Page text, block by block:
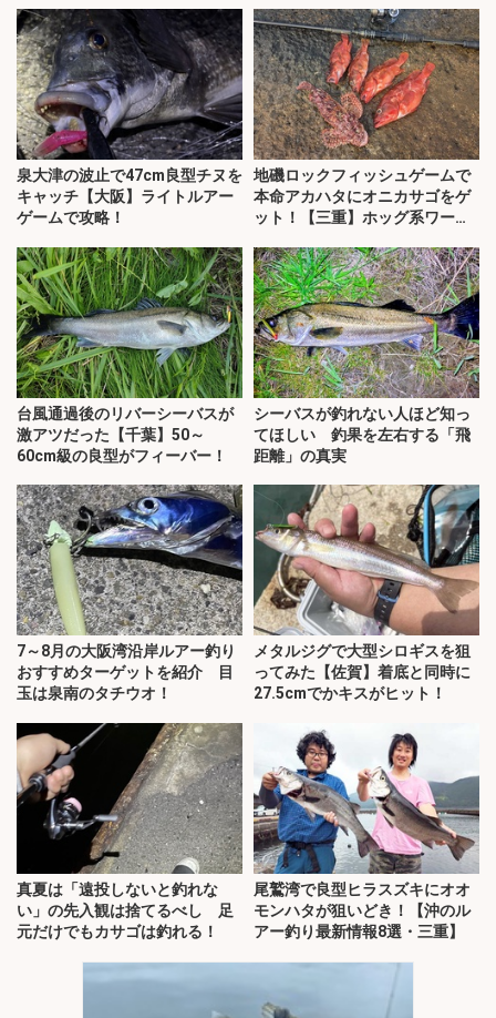
泉大津の波止で47cm良型チヌを
キャッチ【大阪】ライトルアー
ゲームで攻略！
地磯ロックフィッシュゲームで
本命アカハタにオニカサゴをゲ
ット！【三重】ホッグ系ワーム
台風通過後のリバーシーバスが
激アツだった【千葉】50～
60cm級の良型がフィーバー！
シーバスが釣れない人ほど知っ
てほしい 釣果を左右する「飛
距離」の真実
7～8月の大阪湾沿岸ルアー釣り
おすすめターゲットを紹介 目
玉は泉南のタチウオ！
メタルジグで大型シロギスを狙
ってみた【佐賀】着底と同時に
27.5cmでかキスがヒット！
真夏は「遠投しないと釣れな
い」の先入観は捨てるべし 足
元だけでもカサゴは釣れる！
尾鷲湾で良型ヒラスズキにオオ
モンハタが狙いどき！【沖のル
アー釣り最新情報8選・三重】